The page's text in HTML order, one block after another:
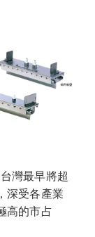
灣最早將超
深受各產業
高的市占